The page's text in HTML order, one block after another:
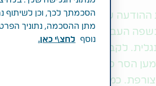
העברית מהווה תרגום לצרכי
לקבלת הפרטים המלאים, אנא
הסר ספק, נוסח ההודעה הקובע
כמו כן, אנו מזמינים אתכם
הסכמתך לכך, וכן לשיתוף
מתן ההסכמה, נתוניך
נוסף
לחצ\י כאן.